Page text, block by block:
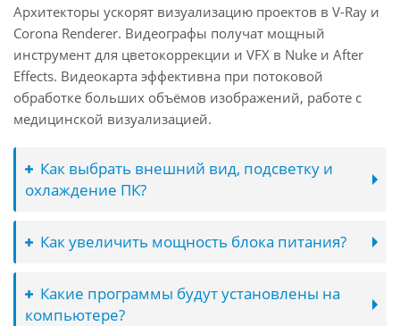
Архитекторы ускорят визуализацию проектов в V-Ray и
Corona Renderer. Видеографы получат мощный
инструмент для цветокоррекции и VFX в Nuke и After
Effects. Видеокарта эффективна при потоковой
обработке больших объёмов изображений, работе с
медицинской визуализацией.
Как выбрать внешний вид, подсветку и
охлаждение ПК?
Как увеличить мощность блока питания?
Какие программы будут установлены на
компьютере?